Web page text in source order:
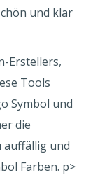
und klar
Erstellers,
Tools
Symbol und
die
auffällig und
Farben. p>